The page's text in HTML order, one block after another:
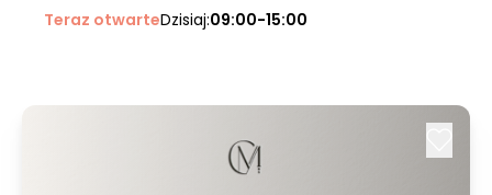
Teraz otwarteDzisiaj:09:00-15:00